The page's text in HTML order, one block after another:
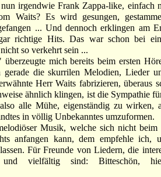
irgendwie Frank Zappa-like, einfach
Waits? Es wird gesungen,
... Und dennoch erklingen am
richtige Hits. Das war schon bei
so verkehrt sein ...
mich bereits beim ersten
gerade die skurrilen Melodien, Lieder
Herr Waits fabrizieren, überaus
ähnlich klingen, ist die Sympathie
alle Mühe, eigenständig zu wirken,
in völlig Unbekanntes umzuformen.
Musik, welche sich nicht beim
anfangen kann, dem empfehle ich,
Für Freunde von Liedern, die
und vielfältig sind: Bitteschön,